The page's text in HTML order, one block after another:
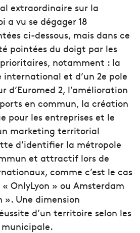
extraordinaire sur la
a vu se dégager 18
ci-dessous, mais dans ce
pointées du doigt par les
notamment : la
international et d’un 2e pole
d’Euromed 2, l’amélioration
en commun, la création
pour les entreprises et le
marketing territorial
d’identifier la métropole
et attractif lors de
comme c’est le cas
« OnlyLyon » ou Amsterdam
Une dimension
d’un territoire selon les